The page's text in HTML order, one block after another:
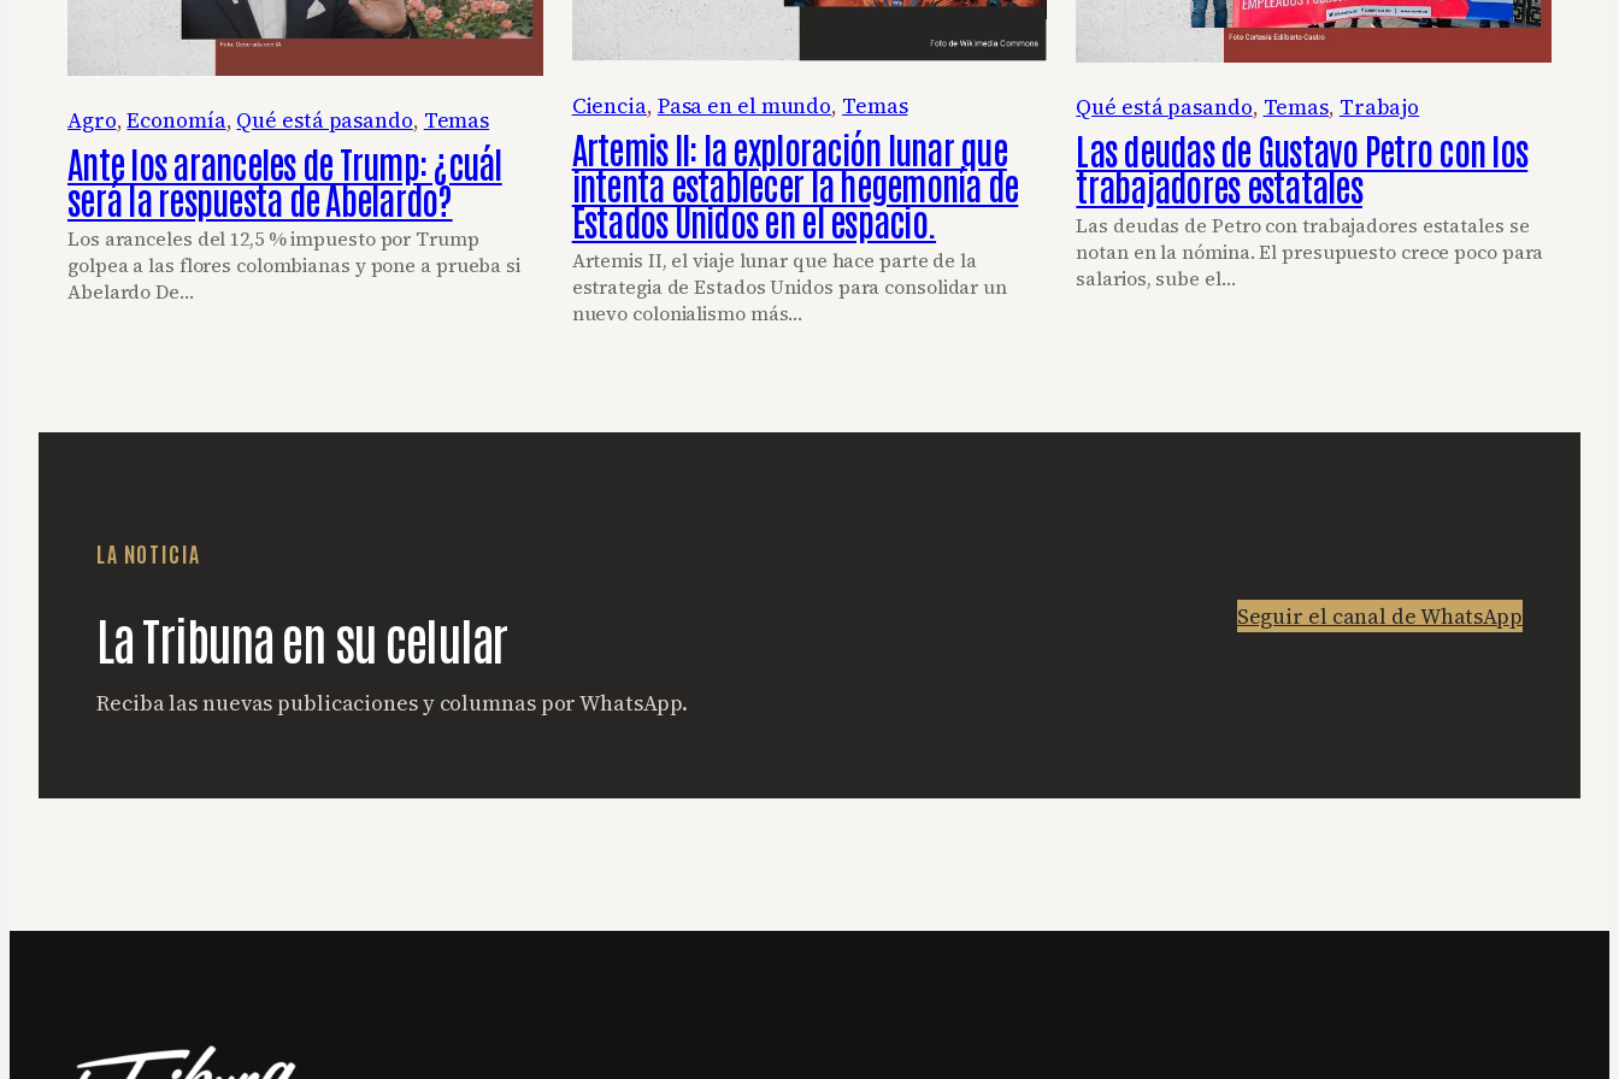
Agro, Economía, Qué está pasando, Temas
Ante los aranceles de Trump: ¿cuál
será la respuesta de Abelardo?
Los aranceles del 12,5 % impuesto por Trump
golpea a las flores colombianas y pone a prueba si
Abelardo De…
Ciencia, Pasa en el mundo, Temas
Artemis II: la exploración lunar que
intenta establecer la hegemonía de
Estados Unidos en el espacio.
Artemis II, el viaje lunar que hace parte de la
estrategia de Estados Unidos para consolidar un
nuevo colonialismo más…
Qué está pasando, Temas, Trabajo
Las deudas de Gustavo Petro con los
trabajadores estatales
Las deudas de Petro con trabajadores estatales se
notan en la nómina. El presupuesto crece poco para
salarios, sube el…
LA NOTICIA
La Tribuna en su celular
Reciba las nuevas publicaciones y columnas por WhatsApp.
Seguir el canal de WhatsApp